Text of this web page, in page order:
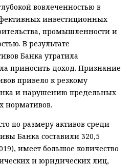
вовлеченностью в
инвестиционных
промышленности и
В результате
Банка утратила
приносить доход. Признание
привело к резкому
и нарушению предельных
нормативов.
по размеру активов среди
Банка составили 320,5
имеет большое количество
и юридических лиц,